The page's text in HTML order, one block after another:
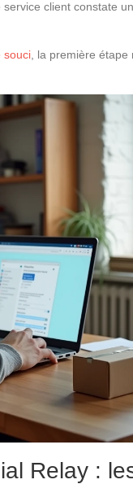
client constate
souci , la première étape
Relay :